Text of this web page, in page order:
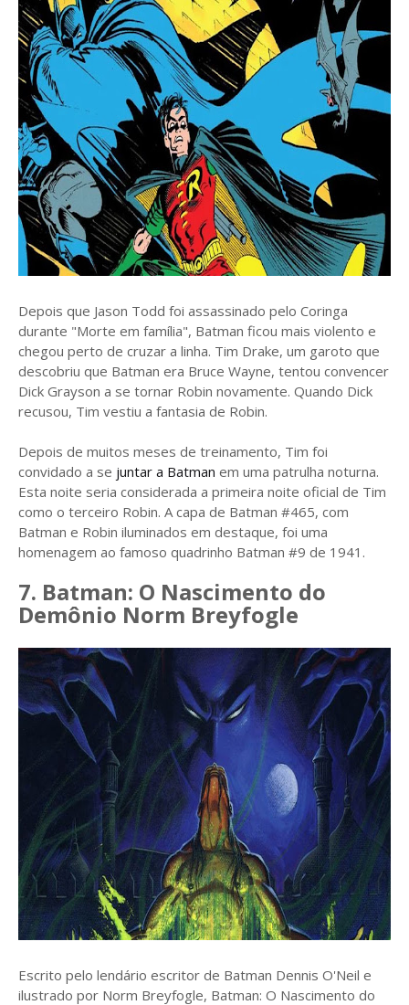
Depois que Jason Todd foi assassinado pelo Coringa
durante "Morte em família", Batman ficou mais violento e
chegou perto de cruzar a linha. Tim Drake, um garoto que
descobriu que Batman era Bruce Wayne, tentou convencer
Dick Grayson a se tornar Robin novamente. Quando Dick
recusou, Tim vestiu a fantasia de Robin.
Depois de muitos meses de treinamento, Tim foi
convidado a se juntar a Batman em uma patrulha noturna.
Esta noite seria considerada a primeira noite oficial de Tim
como o terceiro Robin. A capa de Batman #465, com
Batman e Robin iluminados em destaque, foi uma
homenagem ao famoso quadrinho Batman #9 de 1941.
7. Batman: O Nascimento do
Demônio Norm Breyfogle
Escrito pelo lendário escritor de Batman Dennis O'Neil e
ilustrado por Norm Breyfogle, Batman: O Nascimento do